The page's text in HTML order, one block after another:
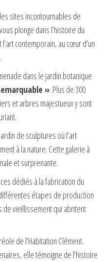
sites incontournables de
plonge dans l’histoire du
contemporain, au cœur d’un
dans le jardin botanique
». Plus de 300
et arbres majestueux y sont
de sculptures où l’art
à la nature. Cette galerie à
et surprenante.
dédiés à la fabrication du
étapes de production
de vieillissement qui abritent
de l’Habitation Clément.
elle témoigne de l’histoire